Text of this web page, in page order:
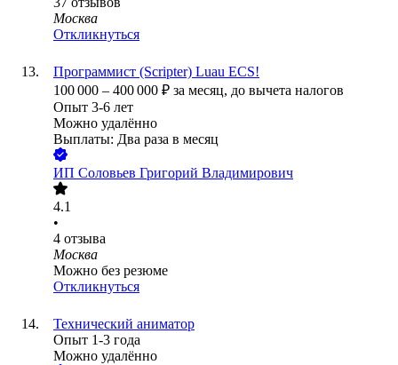
Москва
Откликнуться
Программист (Scripter) Luau ECS!
100 000 – 400 000 ₽ за месяц, до вычета налогов
Опыт 3-6 лет
Можно удалённо
Выплаты: Два раза в месяц
ИП Соловьев Григорий Владимирович
4.1
•
4 отзыва
Москва
Можно без резюме
Откликнуться
Технический аниматор
Опыт 1-3 года
Можно удалённо